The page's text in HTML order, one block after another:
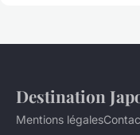
Destination
Mentions légales